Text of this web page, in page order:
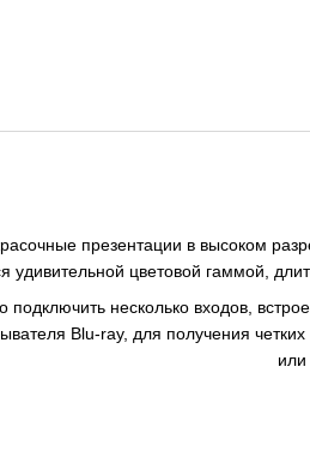
презентации в высоком
удивительной цветовой гаммой,
подключить несколько входов,
Blu-ray, для получения
или